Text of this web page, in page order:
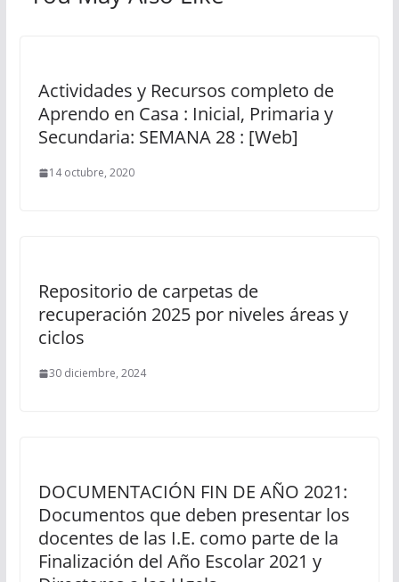
Actividades y Recursos completo de
Aprendo en Casa : Inicial, Primaria y
Secundaria: SEMANA 28 : [Web]
14 octubre, 2020
Repositorio de carpetas de
recuperación 2025 por niveles áreas y
ciclos
30 diciembre, 2024
DOCUMENTACIÓN FIN DE AÑO 2021:
Documentos que deben presentar los
docentes de las I.E. como parte de la
Finalización del Año Escolar 2021 y